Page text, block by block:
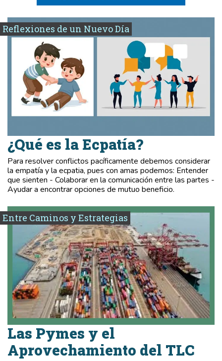
Reflexiones de un Nuevo Día
¿Qué es la Ecpatía?
Para resolver conflictos pacíficamente debemos considerar
la empatía y la ecpatia, pues con amas podemos: Entender
que sienten - Colaborar en la comunicación entre las partes -
Ayudar a encontrar opciones de mutuo beneficio.
Entre Caminos y Estrategias
Las Pymes y el
Aprovechamiento del TLC